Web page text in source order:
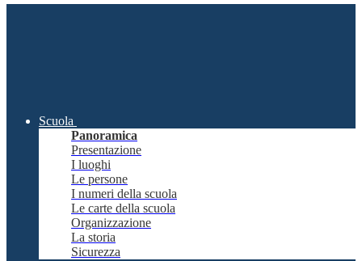
Scuola
Panoramica
Presentazione
I luoghi
Le persone
I numeri della scuola
Le carte della scuola
Organizzazione
La storia
Sicurezza